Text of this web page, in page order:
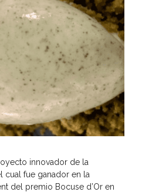
innovador de la
cual fue ganador en la
del premio Bocuse d’Or en